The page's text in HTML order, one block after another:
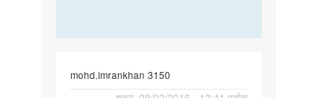
mohd.imrankhan 3150